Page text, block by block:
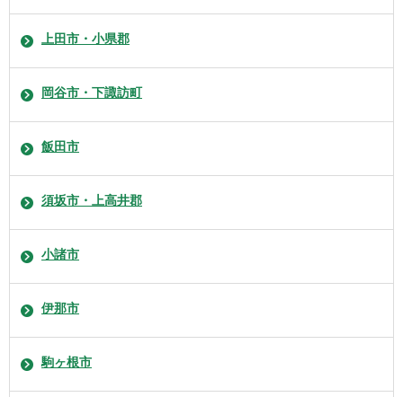
上田市・小県郡
岡谷市・下諏訪町
飯田市
須坂市・上高井郡
小諸市
伊那市
駒ヶ根市